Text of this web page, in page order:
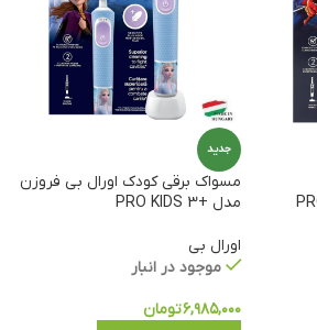
جدید
مسواک برقی کودک اورال بی فروزن
مدل +PRO KIDS 3
اورال بی
موجود در انبار
۶,۹۸۵,۰۰۰تومان